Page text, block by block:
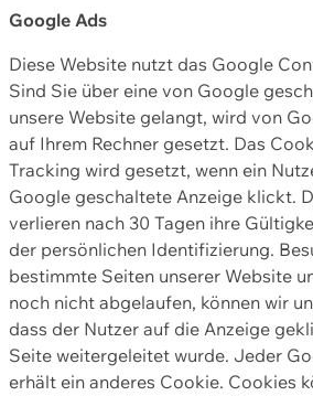
Google Ads
Diese Website nutzt das Google
Sind Sie über eine von Google
unsere Website gelangt, wird von
auf Ihrem Rechner gesetzt. Das
Tracking wird gesetzt, wenn ein
Google geschaltete Anzeige klickt.
verlieren nach 30 Tagen ihre
der persönlichen Identifizierung.
bestimmte Seiten unserer Website
noch nicht abgelaufen, können wir
dass der Nutzer auf die Anzeige
Seite weitergeleitet wurde. Jeder
erhält ein anderes Cookie. Cookies